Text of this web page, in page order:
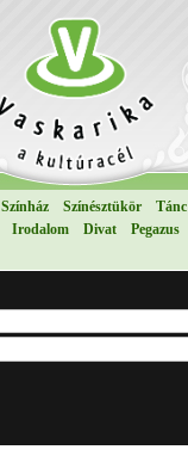
Színház Színésztükör Tánc
Irodalom Divat Pegazus